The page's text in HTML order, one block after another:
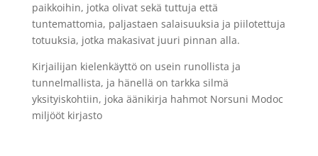
paikkoihin, jotka olivat sekä tuttuja että
tuntemattomia, paljastaen salaisuuksia ja piilotettuja
totuuksia, jotka makasivat juuri pinnan alla.
Kirjailijan kielenkäyttö on usein runollista ja
tunnelmallista, ja hänellä on tarkka silmä
yksityiskohtiin, joka äänikirja hahmot Norsuni Modoc
miljööt kirjasto